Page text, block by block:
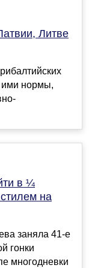
Литве
ими нормы,
в ¼
на
заняла 41‑е
гонки
многодневки